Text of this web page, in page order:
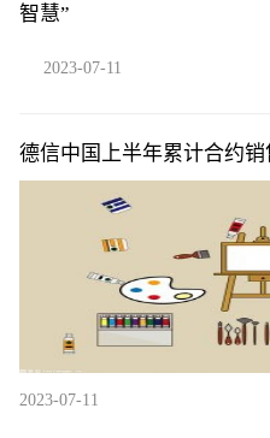
智慧”
2023-07-11
德信中国上半年累计合约销
2023-07-11